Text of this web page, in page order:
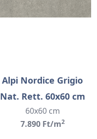
Alpi Nordice Grigio
Nat. Rett. 60x60 cm
60x60 cm
7.890 Ft/m2